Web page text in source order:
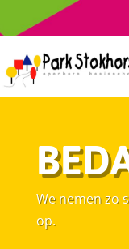
We nemen zo
op.